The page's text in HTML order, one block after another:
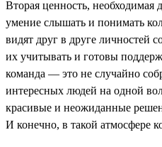
Вторая ценность,
умение слышать и понимать
видят друг в друге личностей
их учитывать и готовы
команда — это не случайно
интересных людей на одной
красивые и неожиданные
И конечно, в такой атмосфере